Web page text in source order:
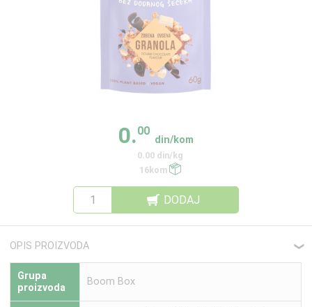
0.00
din/kom
0.00 din/kg
16kom
DODAJ
OPIS PROIZVODA ❮
Grupa
proizvoda
Boom Box